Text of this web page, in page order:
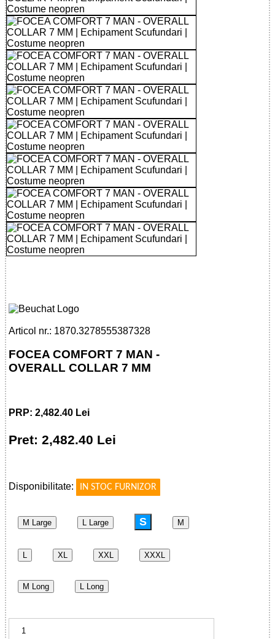
Articol nr.: 1870.3278555387328
FOCEA COMFORT 7 MAN -
OVERALL COLLAR 7 MM
PRP: 2,482.40 Lei
Pret: 2,482.40 Lei
Disponibilitate:
IN STOC FURNIZOR
M Large L Large S M
L XL XXL XXXL
M Long L Long